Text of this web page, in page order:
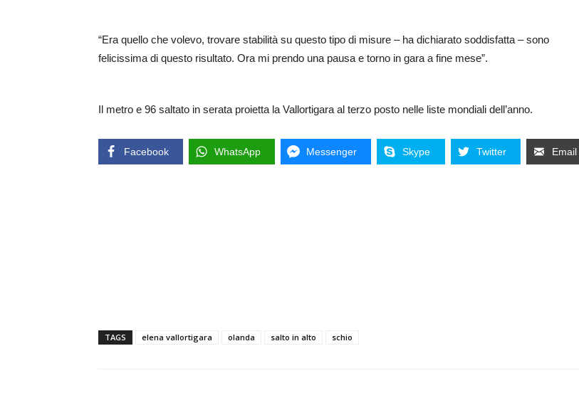
“Era quello che volevo, trovare stabilità su questo tipo di misure – ha dichiarato soddisfatta – sono
felicissima di questo risultato. Ora mi prendo una pausa e torno in gara a fine mese”.
Il metro e 96 saltato in serata proietta la Vallortigara al terzo posto nelle liste mondiali dell’anno.
Facebook WhatsApp Messenger Skype Twitter Email
TAGS elena vallortigara olanda salto in alto schio